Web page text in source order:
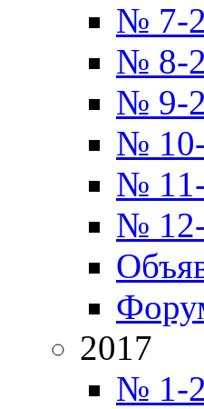
№ 7-
№ 8-
№ 9-
№
№
№
2017
№ 1-